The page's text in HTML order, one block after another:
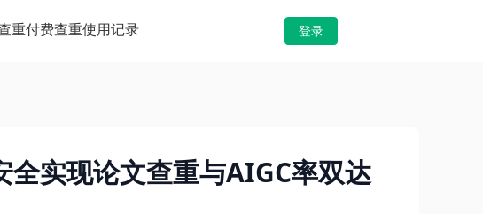
重付费查重使用记录 登录
实现论文查重与AIGC率双达